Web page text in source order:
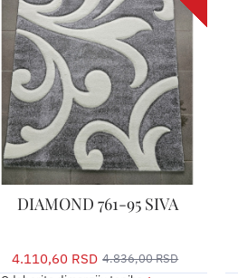
DIAMOND 761-95 SIVA
4.110,60 RSD 4.836,00 RSD